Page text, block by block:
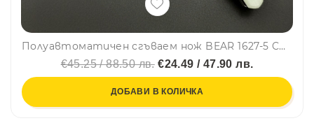
Полуавтоматичен сгъваем нож BEAR 1627-5 CORAL с палец за отваряне, стомана D2, дръжка G10, кутия
€45.25 / 88.50 лв.€24.49 / 47.90 лв.
ДОБАВИ В КОЛИЧКА